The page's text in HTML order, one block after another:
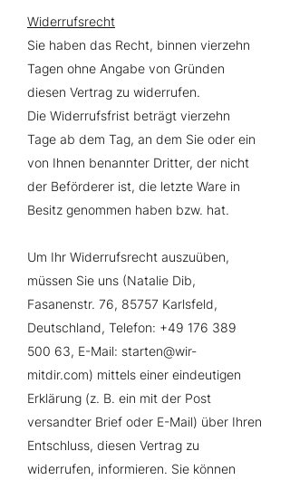
Widerrufsrecht
Sie haben das Recht, binnen vierzehn
Tagen ohne Angabe von Gründen
diesen Vertrag zu widerrufen.
Die Widerrufsfrist beträgt vierzehn
Tage ab dem Tag, an dem Sie oder ein
von Ihnen benannter Dritter, der nicht
der Beförderer ist, die letzte Ware in
Besitz genommen haben bzw. hat.
Um Ihr Widerrufsrecht auszuüben,
müssen Sie uns (Natalie Dib,
Fasanenstr. 76, 85757 Karlsfeld,
Deutschland, Telefon: +49 176 389
500 63, E-Mail: starten@wir-
mitdir.com) mittels einer eindeutigen
Erklärung (z. B. ein mit der Post
versandter Brief oder E-Mail) über Ihren
Entschluss, diesen Vertrag zu
widerrufen, informieren. Sie können